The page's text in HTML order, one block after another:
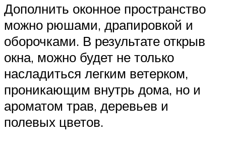
Дополнить оконное пространство
можно рюшами, драпировкой и
оборочками. В результате открыв
окна, можно будет не только
насладиться легким ветерком,
проникающим внутрь дома, но и
ароматом трав, деревьев и
полевых цветов.